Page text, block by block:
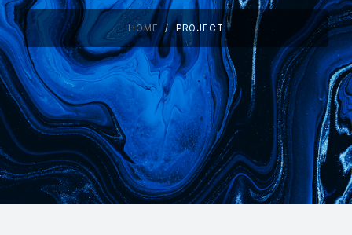
HOME PROJECT